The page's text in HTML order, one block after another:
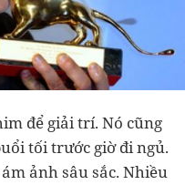
để giải trí. Nó cũng
tối trước giờ đi ngủ.
ảnh sâu sắc. Nhiều